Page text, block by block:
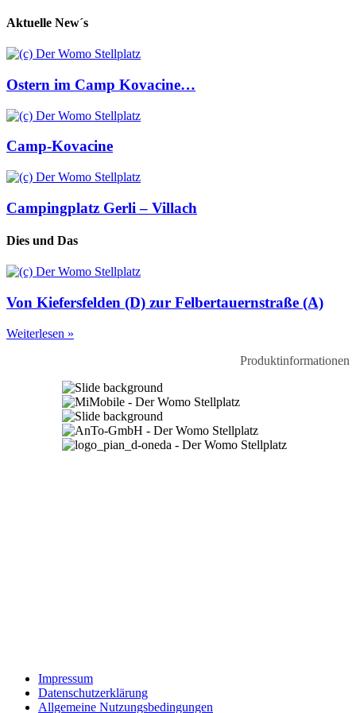
Aktuelle New´s
Ostern im Camp Kovacine…
Camp-Kovacine
Campingplatz Gerli – Villach
Dies und Das
Von Kiefersfelden (D) zur Felbertauernstraße (A)
Weiterlesen »
Produktinformationen
Impressum
Datenschutzerklärung
Allgemeine Nutzungsbedingungen